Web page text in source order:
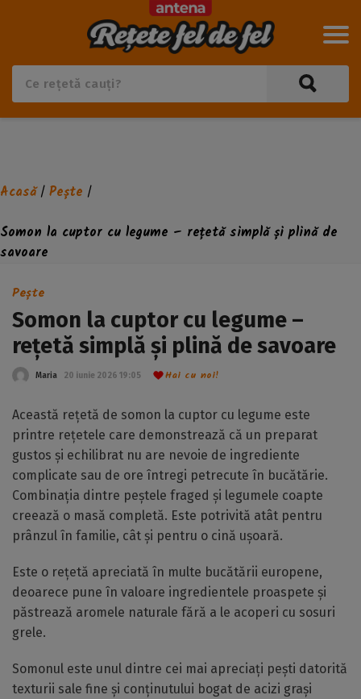
Acasă/ Pește /
Somon la cuptor cu legume – rețetă simplă și plină de
savoare
Pește
Somon la cuptor cu legume –
rețetă simplă și plină de savoare
Maria 20 iunie 2026 19:05 Hai cu noi!
Această rețetă de somon la cuptor cu legume este
printre rețetele care demonstrează că un preparat
gustos și echilibrat nu are nevoie de ingrediente
complicate sau de ore întregi petrecute în bucătărie.
Combinația dintre peștele fraged și legumele coapte
creează o masă completă. Este potrivită atât pentru
prânzul în familie, cât și pentru o cină ușoară.
Este o rețetă apreciată în multe bucătării europene,
deoarece pune în valoare ingredientele proaspete și
păstrează aromele naturale fără a le acoperi cu sosuri
grele.
Somonul este unul dintre cei mai apreciați pești datorită
texturii sale fine și conținutului bogat de acizi grași